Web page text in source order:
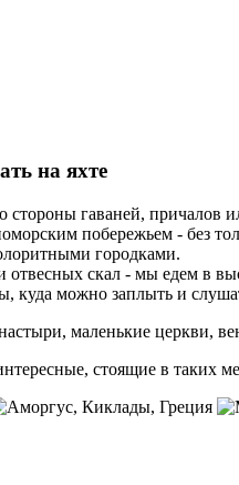
на яхте
стороны гаваней, причалов
побережьем - без
городками.
скал - мы едем в
куда можно заплыть и
маленькие церкви,
стоящие в таких